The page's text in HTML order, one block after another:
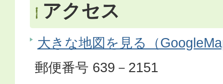
アクセス
大きな地図を見る（
郵便番号 639－2151